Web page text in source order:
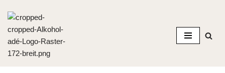
Zum
Inhalt
springen